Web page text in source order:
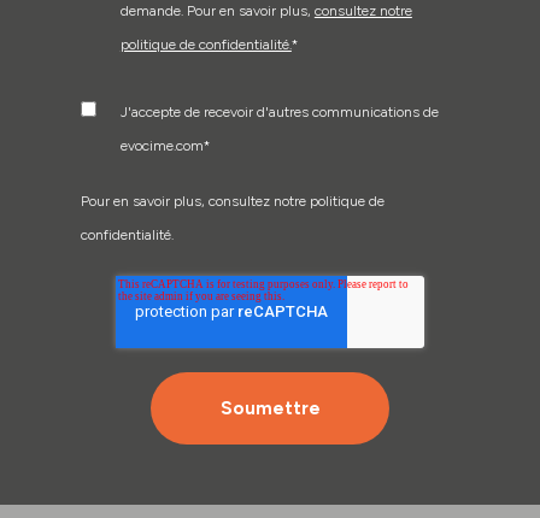
demande. Pour en savoir plus, consultez notre
politique de confidentialité.*
J'accepte de recevoir d'autres communications de
evocime.com*
Pour en savoir plus, consultez notre politique de
confidentialité.